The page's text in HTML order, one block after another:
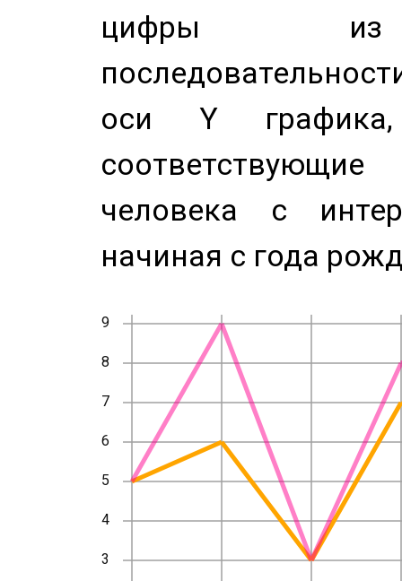
цифры из
оси Y
человека с
начиная с года